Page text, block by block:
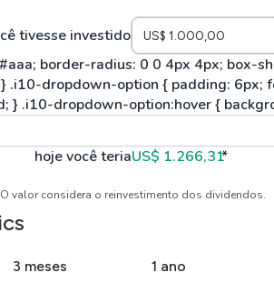
tivesse investido
hoje você teriaUS$ 1.266,31*
valor considera o reinvestimento dos dividendos.
3 meses 1 ano